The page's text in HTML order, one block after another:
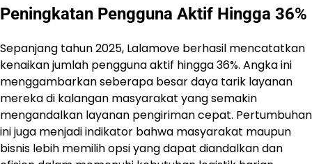
Peningkatan Pengguna Aktif Hingga 36%
Sepanjang tahun 2025, Lalamove berhasil mencatatkan
kenaikan jumlah pengguna aktif hingga 36%. Angka ini
menggambarkan seberapa besar daya tarik layanan
mereka di kalangan masyarakat yang semakin
mengandalkan layanan pengiriman cepat. Pertumbuhan
ini juga menjadi indikator bahwa masyarakat maupun
bisnis lebih memilih opsi yang dapat diandalkan dan